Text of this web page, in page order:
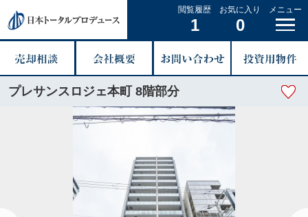
閲覧履歴
1
お気に入り
0
メニュー
プレサンスロジェ本町 8階部分